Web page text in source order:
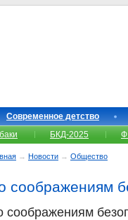
Современное детство
БКД-2025
→ Новости → Общество
соображениям
соображениям